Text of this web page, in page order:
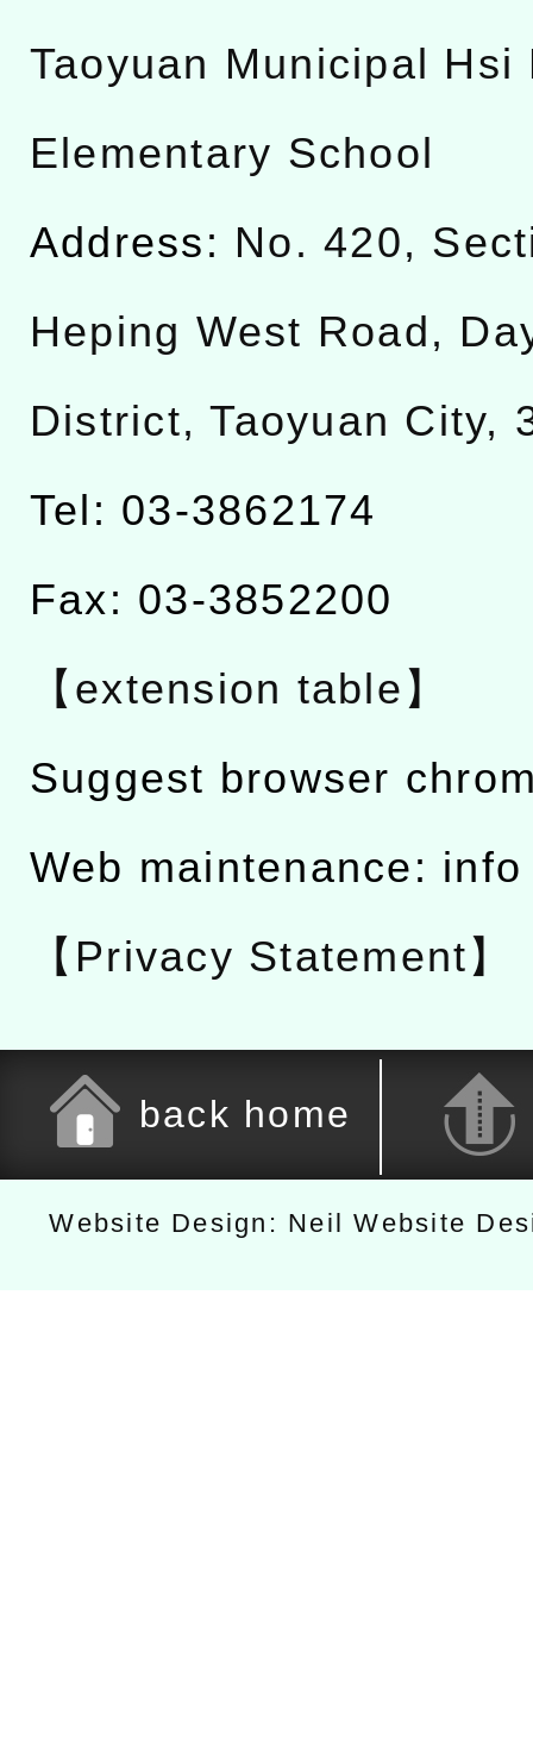
Taoyuan Municipal Hsi
Elementary School
Address: No. 420,
Heping West Road,
District, Taoyuan City,
Tel: 03-3862174
Fax: 03-3852200
【extension table】
Suggest browser
Web maintenance:
【Privacy Statement】
back home
Website Design: Neil Website